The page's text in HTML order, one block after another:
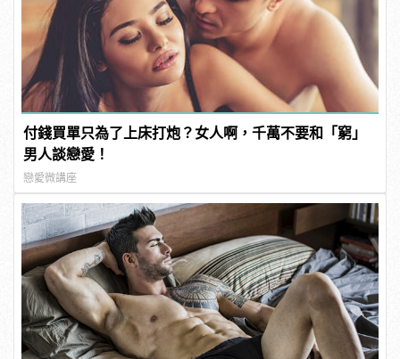
付錢買單只為了上床打炮？女人啊，千萬不要和「窮」
男人談戀愛！
戀愛微講座